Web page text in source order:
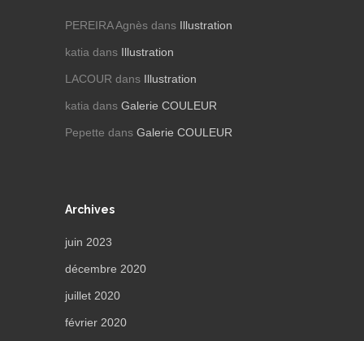
PEREIRA Agnès dans Illustration
katia dans Illustration
LACOUR dans Illustration
katia dans Galerie COULEUR
Pepette dans Galerie COULEUR
Archives
juin 2023
décembre 2020
juillet 2020
février 2020